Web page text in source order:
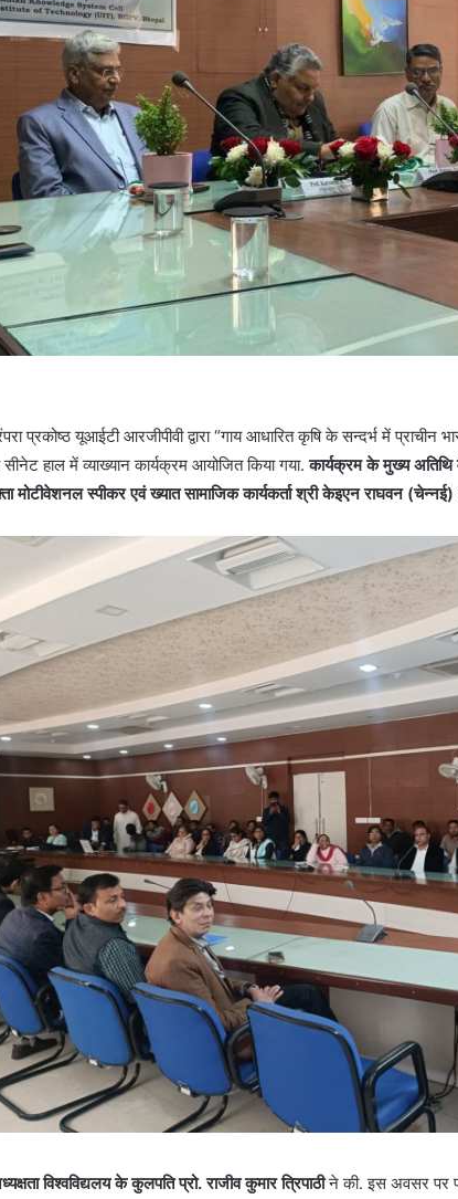
प्रकोष्ठ यूआईटी आरजीपीवी द्वारा “गाय आधारित कृषि के सन्दर्भ में प्राचीन
सीनेट हाल में व्याख्यान कार्यक्रम आयोजित किया गया.कार्यक्रम के मुख्य
मोटीवेशनल स्पीकर एवं ख्यात सामाजिक कार्यकर्ता श्री केइएन राघवन
विश्वविद्यलय के कुलपति प्रो. राजीव कुमार त्रिपाठीने की. इस अवसर पर